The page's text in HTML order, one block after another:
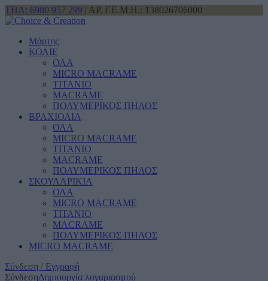
ΤΗΛ: 6980 957 299 | ΑΡ. Γ.Ε.Μ.Η.: 138026706000
Μάρτης
ΚΟΛΙΕ
ΟΛΑ
MICRO MACRAME
ΤΙΤΑΝΙΟ
MACRAME
ΠΟΛΥΜΕΡΙΚΟΣ ΠΗΛΟΣ
ΒΡΑΧΙΟΛΙΑ
ΟΛΑ
MICRO MACRAME
ΤΙΤΑΝΙΟ
MACRAME
ΠΟΛΥΜΕΡΙΚΟΣ ΠΗΛΟΣ
ΣΚΟΥΛΑΡΙΚΙΑ
ΟΛΑ
MICRO MACRAME
ΤΙΤΑΝΙΟ
MACRAME
ΠΟΛΥΜΕΡΙΚΟΣ ΠΗΛΟΣ
MICRO MACRAME
Σύνδεση / Εγγραφή
ΣύνδεσηΔημιουργία λογαριασμού